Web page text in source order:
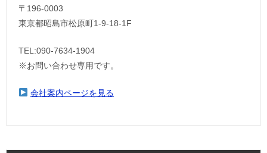
〒196-0003
東京都昭島市松原町1-9‐18‐1F
TEL:090-7634-1904
※お問い合わせ専用です。
会社案内ページを見る